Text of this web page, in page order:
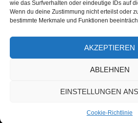
wie das Surfverhalten oder eindeutige IDs auf
Wenn du deine Zustimmung nicht erteilst oder
bestimmte Merkmale und Funktionen
AKZEPTIEREN
ABLEHNEN
EINSTELLUNGEN
Cookie-Richtlinie
Copyright © 2022 – 2025 |